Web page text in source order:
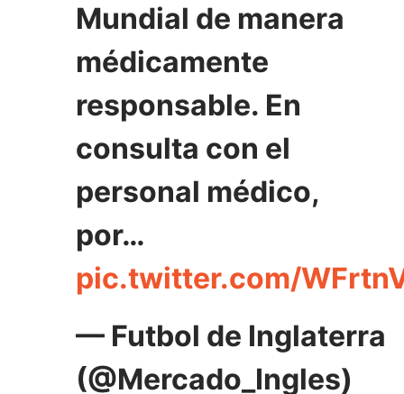
Mundial de manera
médicamente
responsable. En
consulta con el
personal médico,
por…
pic.twitter.com/
— Futbol de Inglaterra
(@Mercado_Ingles)